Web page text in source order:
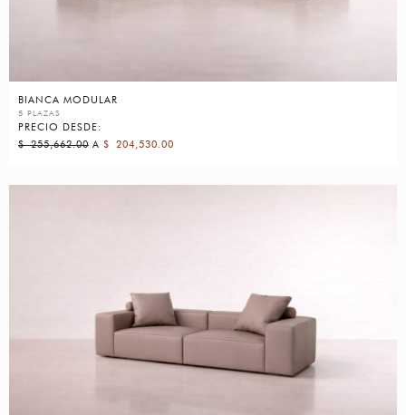
BIANCA MODULAR
5 PLAZAS
PRECIO DESDE:
$255,662.00 A $ 204,530.00